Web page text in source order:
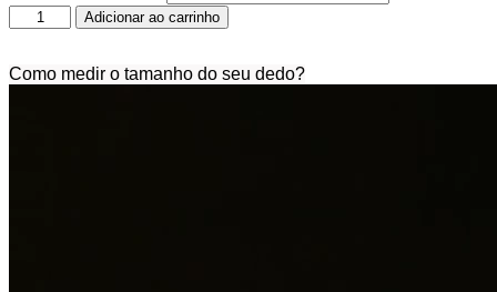
Solitário
Amoz
Adicionar ao carrinho
Como medir o tamanho do seu dedo?